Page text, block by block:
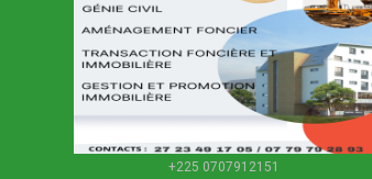
+225 0707912151